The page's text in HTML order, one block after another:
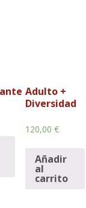
Adulto +
Diversidad
120,00€
Añadir
al
carrito